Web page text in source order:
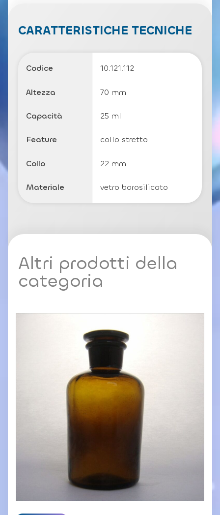
c
y
li
CARATTERISTICHE TECNICHE
Codice 10.121.112
Altezza 70 mm
Capacità 25 ml
Feature collo stretto
Collo 22 mm
Materiale vetro borosilicato
Altri prodotti della
categoria